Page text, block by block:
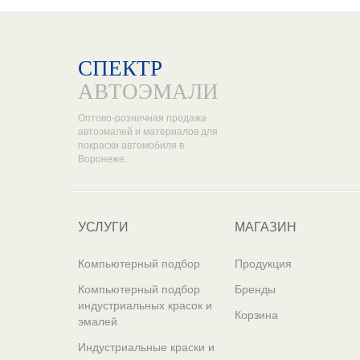
СПЕКТР
АВТОЭМАЛИ
Оптово-розничная продажа
автоэмалей и материалов для
покраски автомобиля в
Воронеже.
УСЛУГИ
Компьютерный подбор
Компьютерный подбор
индустриальных красок и
эмалей
Индустриальные краски и
МАГАЗИН
Продукция
Бренды
Корзина